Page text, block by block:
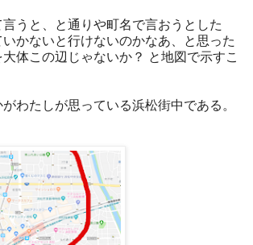
うと、と通りや町名で言おうとした
かないと行けないのかなあ、と思った
体この辺じゃないか？ と地図で示すこ
わたしが思っている浜松街中である。